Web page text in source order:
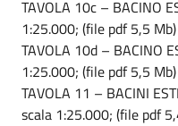
TAVOLA 10c – BACINO
1:25.000; (file pdf 5,5 Mb)
TAVOLA 10d – BACINO
1:25.000; (file pdf 5,5 Mb)
TAVOLA 11 – BACINI
scala 1:25.000; (file pdf